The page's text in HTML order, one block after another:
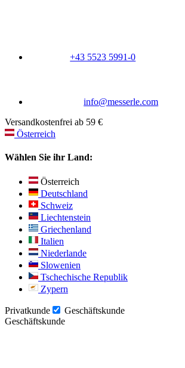
+43 5523 5991-0
info@messerle.com
Versandkostenfrei ab 59 €
Österreich
Wählen Sie ihr Land:
Österreich
Deutschland
Schweiz
Liechtenstein
Griechenland
Italien
Niederlande
Slowenien
Tschechische Republik
Zypern
Privatkunde
Geschäftskunde
Geschäftskunde